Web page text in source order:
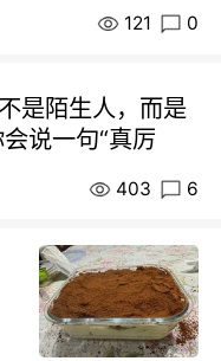
121 0
是陌生人，而是
说一句“真厉
403 6